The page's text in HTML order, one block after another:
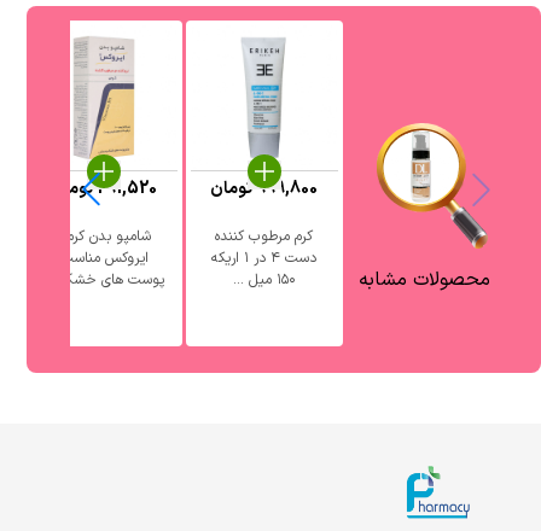
محصولات مشابه
کرم مرطوب کننده
دست ۴ در ۱ اریکه
۱۵۰ میل ...
999,800تومان
شامپو بدن کرمی
ایروکس مناسب
پوست های خشک ...
291,520تومان